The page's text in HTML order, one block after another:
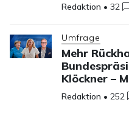
Redaktion •32
Umfrage
Mehr
Klöckner –
Redaktion •252